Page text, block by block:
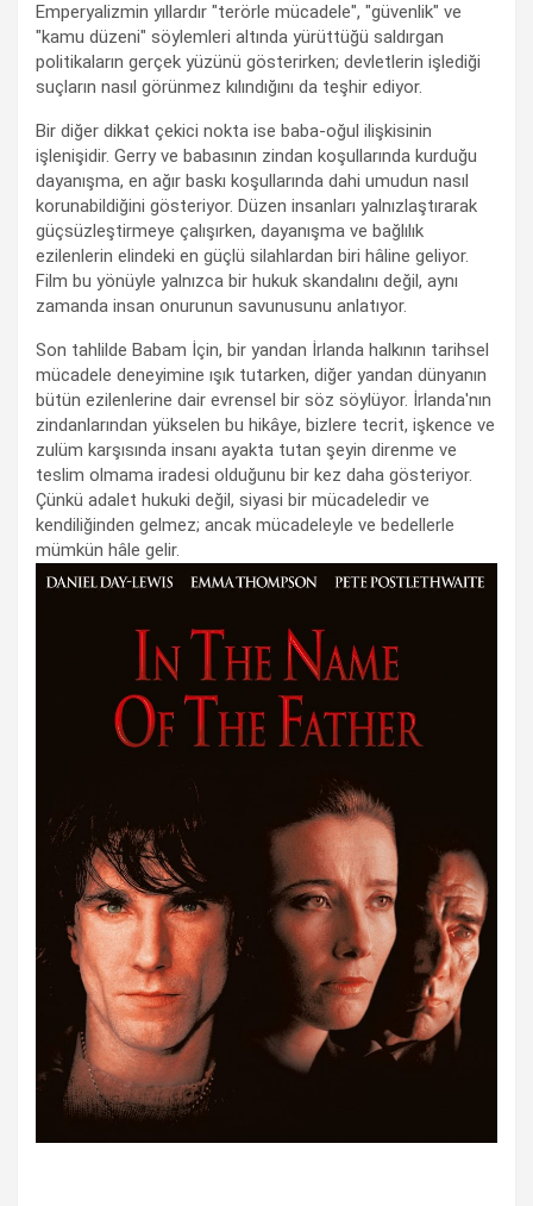
Emperyalizmin yıllardır "terörle mücadele", "güvenlik" ve
"kamu düzeni" söylemleri altında yürüttüğü saldırgan
politikaların gerçek yüzünü gösterirken; devletlerin işlediği
suçların nasıl görünmez kılındığını da teşhir ediyor.
Bir diğer dikkat çekici nokta ise baba-oğul ilişkisinin
işlenişidir. Gerry ve babasının zindan koşullarında kurduğu
dayanışma, en ağır baskı koşullarında dahi umudun nasıl
korunabildiğini gösteriyor. Düzen insanları yalnızlaştırarak
güçsüzleştirmeye çalışırken, dayanışma ve bağlılık
ezilenlerin elindeki en güçlü silahlardan biri hâline geliyor.
Film bu yönüyle yalnızca bir hukuk skandalını değil, aynı
zamanda insan onurunun savunusunu anlatıyor.
Son tahlilde Babam İçin, bir yandan İrlanda halkının tarihsel
mücadele deneyimine ışık tutarken, diğer yandan dünyanın
bütün ezilenlerine dair evrensel bir söz söylüyor. İrlanda'nın
zindanlarından yükselen bu hikâye, bizlere tecrit, işkence ve
zulüm karşısında insanı ayakta tutan şeyin direnme ve
teslim olmama iradesi olduğunu bir kez daha gösteriyor.
Çünkü adalet hukuki değil, siyasi bir mücadeledir ve
kendiliğinden gelmez; ancak mücadeleyle ve bedellerle
mümkün hâle gelir.